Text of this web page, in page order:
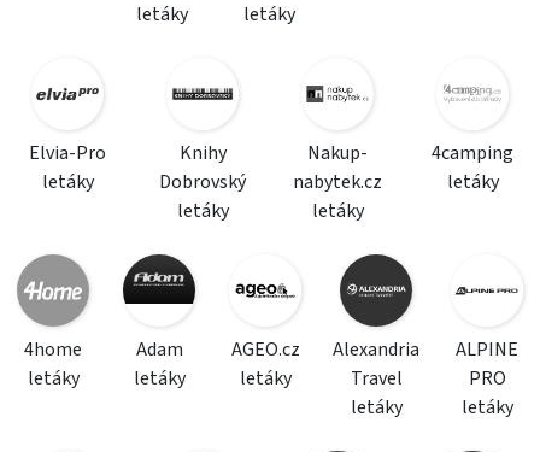
letáky
letáky
Elvia-Pro
letáky
Knihy
Dobrovský
letáky
Nakup-
nabytek.cz
letáky
4camping
letáky
4home
letáky
Adam
letáky
AGEO.cz
letáky
Alexandria
Travel
letáky
ALPINE
PRO
letáky